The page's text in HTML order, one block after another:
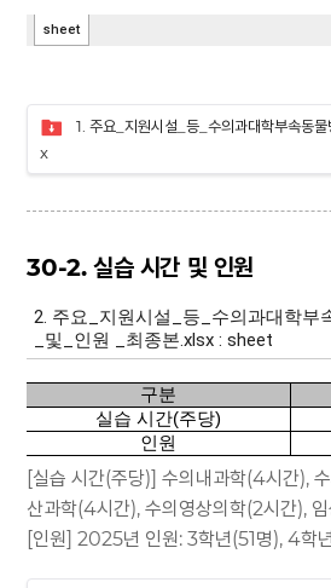
1. 주요_지원시설_등_수의과대학부속동
x
30-2. 실습 시간 및 인원
[실습 시간(주당)] 수의내과학(4시간),
산과학(4시간), 수의영상의학(2시간),
[인원] 2025년 인원: 3학년(51명), 4학